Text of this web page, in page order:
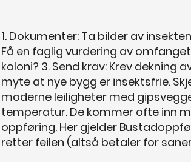
1. Dokumenter: Ta bilder av
Få en faglig vurdering av
koloni? 3. Send krav: Krev dekning
myte at nye bygg er insektsfrie.
moderne leiligheter med
temperatur. De kommer ofte inn
oppføring. Her gjelder
retter feilen (altså betaler for